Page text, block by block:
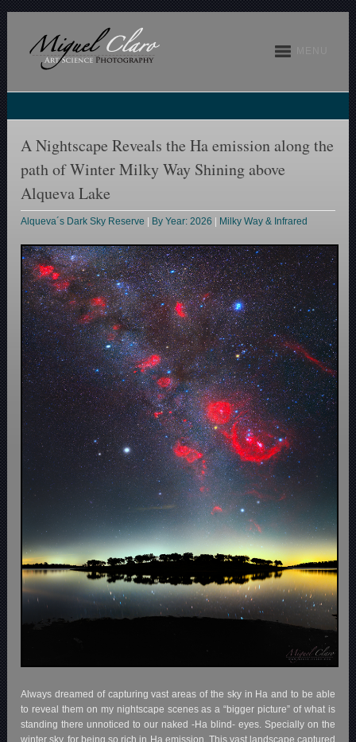
A Nightscape Reveals the Ha emission along the
path of Winter Milky Way Shining above
Alqueva Lake
Alqueva´s Dark Sky Reserve By Year: 2026 Milky Way & Infrared
Always dreamed of capturing vast areas of the sky in Ha and to be able
to reveal them on my nightscape scenes as a “bigger picture” of what is
standing there unnoticed to our naked -Ha blind- eyes. Specially on the
winter sky, for being so rich in Ha emission. This vast landscape captured